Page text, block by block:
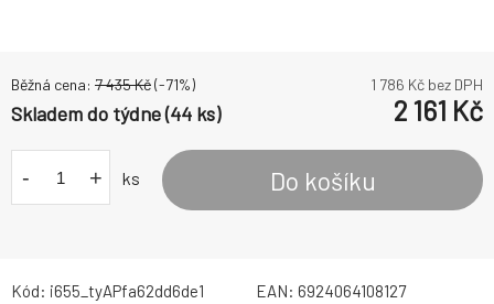
Běžná cena: 7 435Kč(-71%) 1 786 Kč bez DPH
Skladem do týdne (44 ks) 2 161 Kč
- + ks Do košíku
Kód: i655_tyAPfa62dd6de1 EAN: 6924064108127